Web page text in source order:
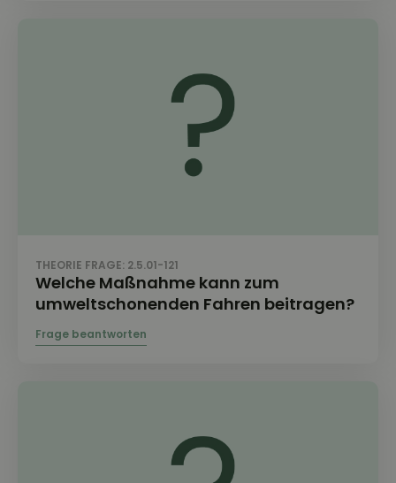
THEORIE FRAGE: 2.5.01-121
Welche Maßnahme kann zum
umweltschonenden Fahren beitragen?